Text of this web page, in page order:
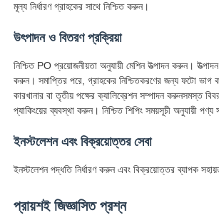
মূল্য নির্ধারণ গ্রাহকের সাথে নিশ্চিত করুন।
উৎপাদন ও বিতরণ প্রক্রিয়া
নিশ্চিত PO প্রয়োজনীয়তা অনুযায়ী মেশিন উত্পাদন করুন।
করুন। সমাপ্তির পরে, গ্রাহকের নিশ্চিতকরণের জন্য ফটো
কারখানার বা তৃতীয় পক্ষের ক্যালিব্রেশন সম্পাদন করুনসমস্ত
প্যাকিংয়ের ব্যবস্থা করুন। নিশ্চিত শিপিং সময়সূচী অনুযায়ী
ইনস্টলেশন এবং বিক্রয়োত্তর সেবা
ইনস্টলেশন পদ্ধতি নির্ধারণ করুন এবং বিক্রয়োত্তর ব্যাপক
প্রায়শই জিজ্ঞাসিত প্রশ্ন